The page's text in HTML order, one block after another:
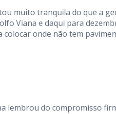
muito tranquila do que a
Viana e daqui para
onde não tem
lembrou do compromisso